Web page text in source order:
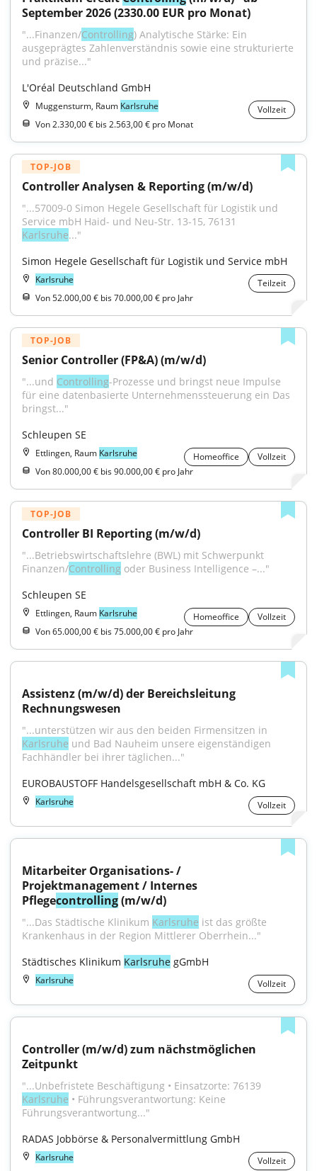
September 2026 (2330.00 EUR pro Monat)
"...Finanzen/Controlling) Analytische Stärke: Ein
ausgeprägtes Zahlenverständnis sowie eine strukturierte
und präzise..."
L'Oréal Deutschland GmbH
Muggensturm, Raum Karlsruhe
Vollzeit
Von 2.330,00 € bis 2.563,00 € pro Monat
TOP-JOB
Controller Analysen & Reporting (m/w/d)
"...57009-0 Simon Hegele Gesellschaft für Logistik und
Karlsruhe..."
Simon Hegele Gesellschaft für Logistik und Service mbH
Karlsruhe
Teilzeit
Von 52.000,00 € bis 70.000,00 € pro Jahr
TOP-JOB
Senior Controller (FP&A) (m/w/d)
"...und Controlling-Prozesse und bringst neue Impulse
für eine datenbasierte Unternehmenssteuerung ein Das
bringst..."
Schleupen SE
Ettlingen, Raum Karlsruhe Homeoffice
Vollzeit
Von 80.000,00 € bis 90.000,00 € pro Jahr
TOP-JOB
Controller BI Reporting (m/w/d)
"...Betriebswirtschaftslehre (BWL) mit Schwerpunkt
Finanzen/Controlling oder Business Intelligence –..."
Schleupen SE
Ettlingen, Raum Karlsruhe Homeoffice
Vollzeit
Von 65.000,00 € bis 75.000,00 € pro Jahr
Assistenz (m/w/d) der Bereichsleitung
Rechnungswesen
Karlsruhe und Bad Nauheim unsere eigenständigen
Fachhändler bei ihrer täglichen..."
EUROBAUSTOFF Handelsgesellschaft mbH & Co. KG
Karlsruhe Vollzeit
Mitarbeiter Organisations- /
Projektmanagement / Internes
Pflegecontrolling (m/w/d)
"...Das Städtische Klinikum Karlsruhe ist das größte
Krankenhaus in der Region Mittlerer Oberrhein..."
Städtisches Klinikum Karlsruhe gGmbH
Karlsruhe Vollzeit
Controller (m/w/d) zum nächstmöglichen
Zeitpunkt
Karlsruhe • Führungsverantwortung: Keine
Führungsverantwortung..."
RADAS Jobbörse & Personalvermittlung GmbH
Karlsruhe Vollzeit